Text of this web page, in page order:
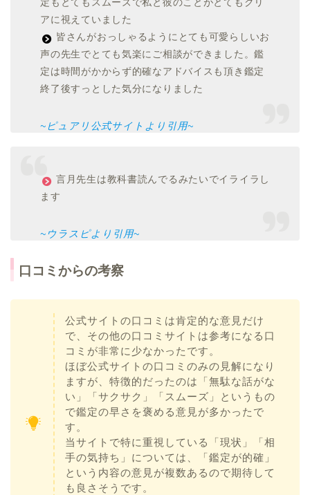
定もとてもスムーズで私と彼のことがとてもクリ
アに視えていました
皆さんがおっしゃるようにとても可愛らしいお
声の先生でとても気楽にご相談ができました。鑑
定は時間がかからず的確なアドバイスも頂き鑑定
終了後すっとした気分になりました
~ピュアリ公式サイトより引用~
言月先生は教科書読んでるみたいでイライラし
ます
~ウラスピより引用~
口コミからの考察
公式サイトの口コミは肯定的な意見だけ
で、その他の口コミサイトは参考になる口
コミが非常に少なかったです。
ほぼ公式サイトの口コミのみの見解になり
ますが、特徴的だったのは「無駄な話がな
い」「サクサク」「スムーズ」というもの
で鑑定の早さを褒める意見が多かったで
す。
当サイトで特に重視している「現状」「相
手の気持ち」については、「鑑定が的確」
という内容の意見が複数あるので期待して
も良さそうです。